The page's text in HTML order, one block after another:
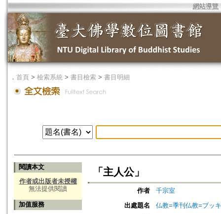
網站導覽
． 首頁 > 檢索系統 > 書目檢索 > 書目明細
閱讀本文
作者或出版者未授權
無法提供閱讀
加值服務
「主人公」
作者
千宗室
出處題名
仏教=季刊仏教=ブッ